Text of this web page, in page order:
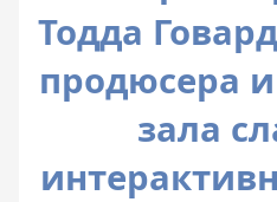
Тодда
продюсера
зала